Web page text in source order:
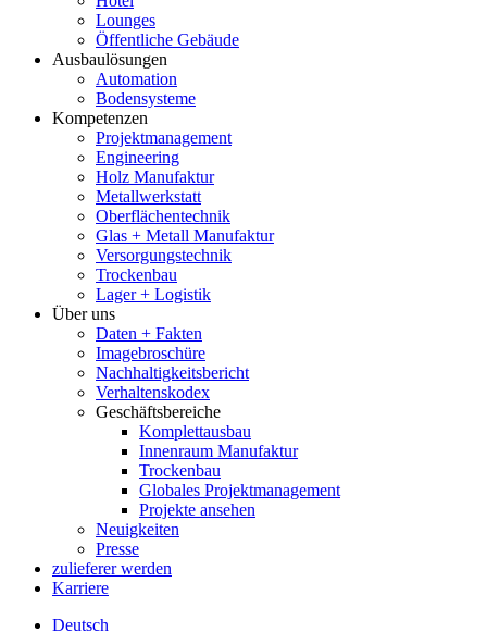
Lounges
Öffentliche Gebäude
Ausbaulösungen
Automation
Bodensysteme
Kompetenzen
Projektmanagement
Engineering
Holz Manufaktur
Metallwerkstatt
Oberflächentechnik
Glas + Metall Manufaktur
Versorgungstechnik
Trockenbau
Lager + Logistik
Über uns
Daten + Fakten
Imagebroschüre
Nachhaltigkeitsbericht
Verhaltenskodex
Geschäftsbereiche
Komplettausbau
Innenraum Manufaktur
Trockenbau
Globales Projektmanagement
Projekte ansehen
Neuigkeiten
Presse
zulieferer werden
Karriere
Deutsch